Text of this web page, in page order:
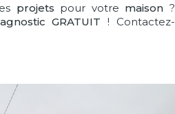
projets pour votre maison ?
GRATUIT! Contactez-